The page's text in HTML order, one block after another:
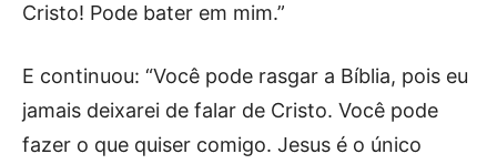
Cristo! Pode bater em mim.”
E continuou: “Você pode rasgar a Bíblia, pois eu
jamais deixarei de falar de Cristo. Você pode
fazer o que quiser comigo. Jesus é o único